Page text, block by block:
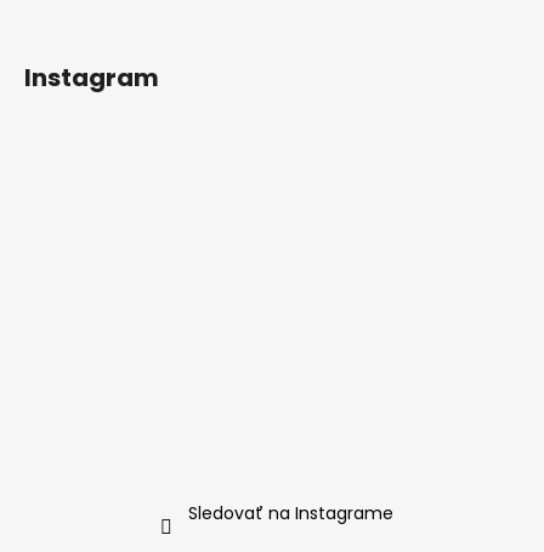
Instagram
Sledovať na Instagrame